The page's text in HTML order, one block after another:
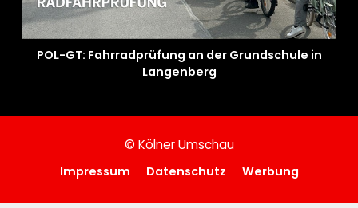
POL-GT: Fahrradprüfung an der Grundschule in
Langenberg
© Kölner Umschau
Impressum Datenschutz Werbung